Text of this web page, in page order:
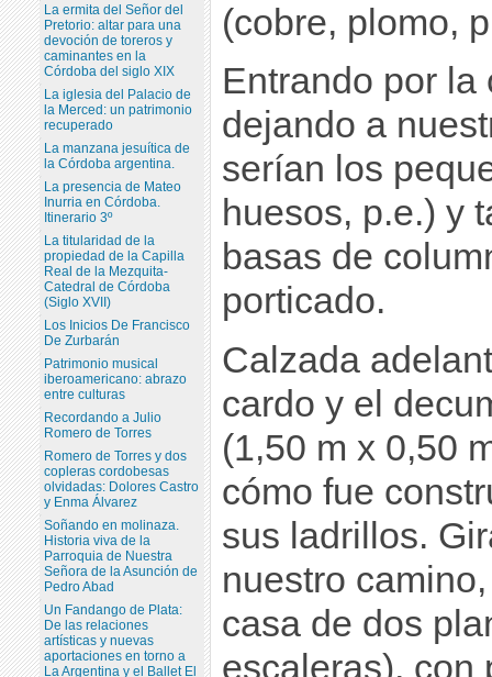
(cobre, plomo,
Entrando por
dejando a
serían los
huesos, p.e.) y
basas de
porticado.
Calzada
cardo y el
(1,50 m x 0,50
cómo fue
sus ladrillos.
nuestro
casa de dos
escaleras), con
La ermita del Señor del
Pretorio: altar para una
devoción de toreros y
caminantes en la
Córdoba del siglo XIX
La iglesia del Palacio de
la Merced: un patrimonio
recuperado
La manzana jesuítica de
la Córdoba argentina.
La presencia de Mateo
Inurria en Córdoba.
Itinerario 3º
La titularidad de la
propiedad de la Capilla
Real de la Mezquita-
Catedral de Córdoba
(Siglo XVII)
Los Inicios De Francisco
De Zurbarán
Patrimonio musical
iberoamericano: abrazo
entre culturas
Recordando a Julio
Romero de Torres
Romero de Torres y dos
copleras cordobesas
olvidadas: Dolores Castro
y Enma Álvarez
Soñando en molinaza.
Historia viva de la
Parroquia de Nuestra
Señora de la Asunción de
Pedro Abad
Un Fandango de Plata:
De las relaciones
artísticas y nuevas
aportaciones en torno a
La Argentina y el Ballet El